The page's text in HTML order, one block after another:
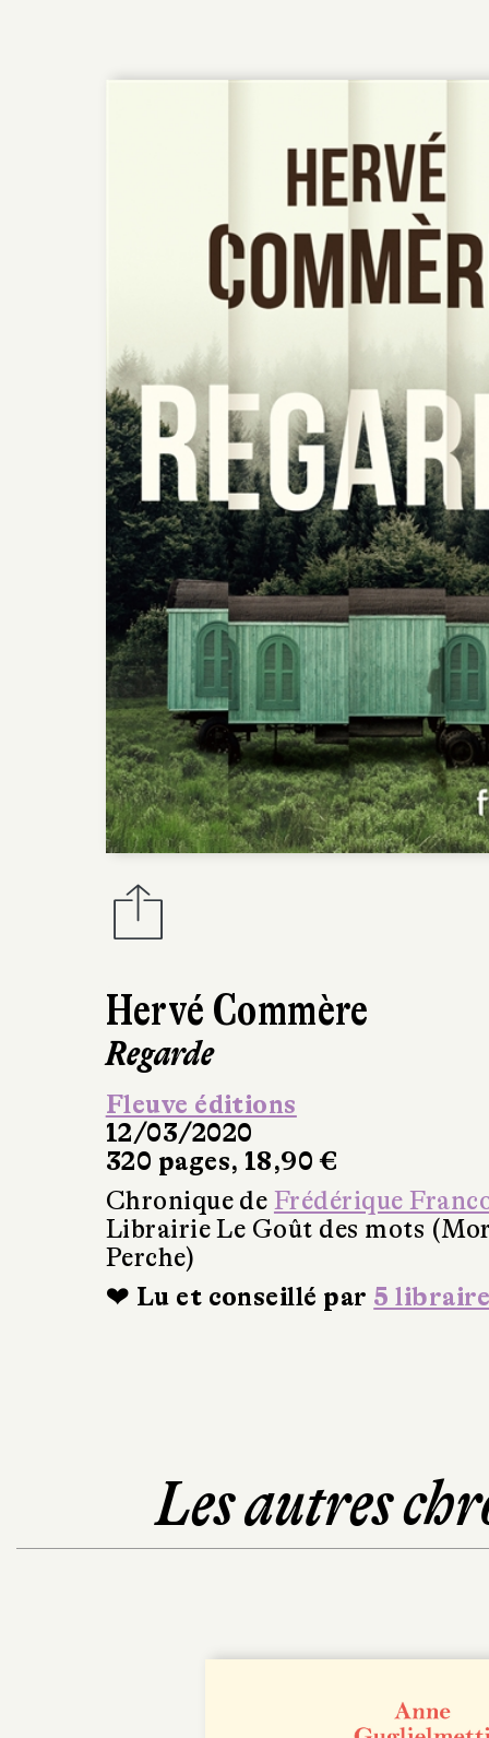
Hervé Commère
Regarde
Fleuve éditions
12/03/2020
320 pages, 18,90 €
Chronique de Frédérique
Librairie Le Goût des mots
Perche)
❤ Lu et conseillé par 5
Les autres